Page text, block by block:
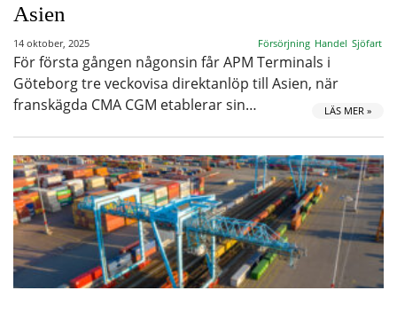
Asien
14 oktober, 2025 Försörjning Handel Sjöfart
För första gången någonsin får APM Terminals i
Göteborg tre veckovisa direktanlöp till Asien, när
franskägda CMA CGM etablerar sin…
LÄS MER »